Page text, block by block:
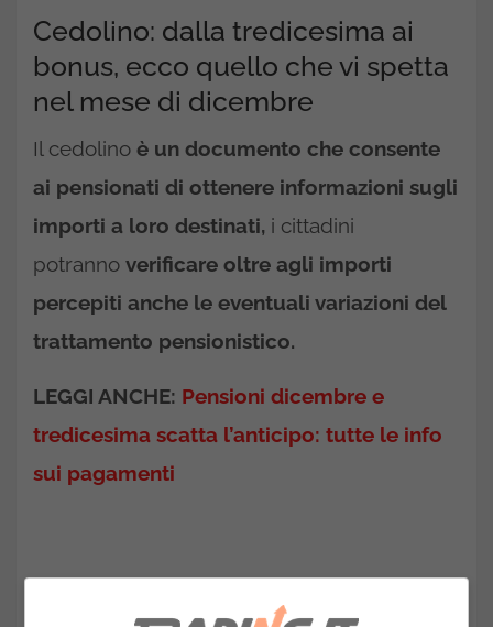
Cedolino: dalla tredicesima ai
bonus, ecco quello che vi spetta
nel mese di dicembre
Il cedolino è un documento che consente
ai pensionati di ottenere informazioni sugli
importi a loro destinati, i cittadini
potranno verificare oltre agli importi
percepiti anche le eventuali variazioni del
trattamento pensionistico.
LEGGI ANCHE: Pensioni dicembre e
tredicesima scatta l’anticipo: tutte le info
sui pagamenti